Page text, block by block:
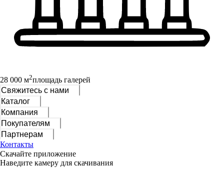
28 000 м2площадь галерей
Свяжитесь с нами
Каталог
Компания
Покупателям
Партнерам
Контакты
Скачайте приложение
Наведите камеру для скачивания